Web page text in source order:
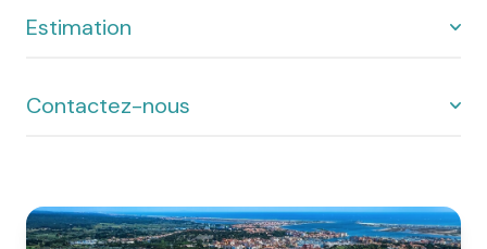
Estimation
expertise du marché local, combinée à une analyse
détaillée, assure une estimation juste qui reflète la
Contactez-nous
Que vous soyez à la recherche de votre maison idéale
ou que vous souhaitiez vendre votre propriété,